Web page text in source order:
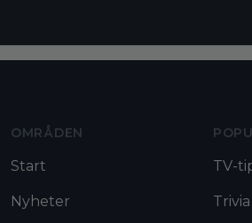
OMRÅDEN
Start
Nyheter
TV-
Trivia